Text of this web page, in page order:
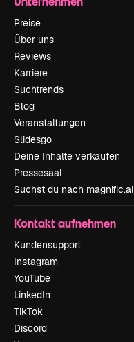
Preise
Über uns
Reviews
Karriere
Suchtrends
Blog
Veranstaltungen
Slidesgo
Deine Inhalte verkaufen
Pressesaal
Suchst du nach magnific.ai
Kontakt aufnehmen
Kundensupport
Instagram
YouTube
LinkedIn
TikTok
Discord